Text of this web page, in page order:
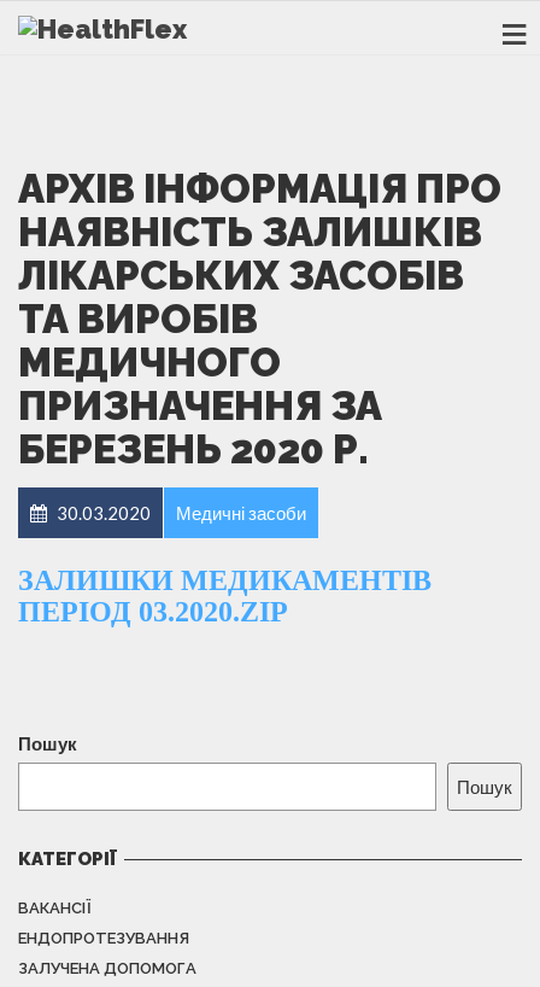
АРХІВ ІНФОРМАЦІЯ ПРО
НАЯВНІСТЬ ЗАЛИШКІВ
ЛІКАРСЬКИХ ЗАСОБІВ
ТА ВИРОБІВ
МЕДИЧНОГО
ПРИЗНАЧЕННЯ ЗА
БЕРЕЗЕНЬ 2020 Р.
30.03.2020 Медичні засоби
ЗАЛИШКИ МЕДИКАМЕНТІВ
ПЕРІОД 03.2020.ZIP
Пошук
Пошук
КАТЕГОРІЇ
ВАКАНСІЇ
ЕНДОПРОТЕЗУВАННЯ
ЗАЛУЧЕНА ДОПОМОГА